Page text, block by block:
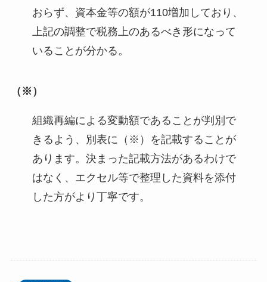
おらず、資本金等の額が110増加しており、
上記の調整で税務上のあるべき形になって
いることが分かる。
（※）
組織再編による変動額であることが判別で
きるよう、別表に（※）を記載することが
あります。決まった記載方法があるわけで
はなく、エクセル等で整理した資料を添付
した方がより丁寧です。